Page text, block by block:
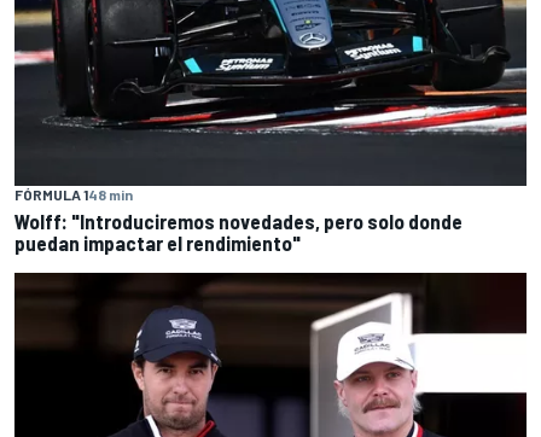
FÓRMULA 148 min
Wolff: "Introduciremos novedades, pero solo donde
puedan impactar el rendimiento"